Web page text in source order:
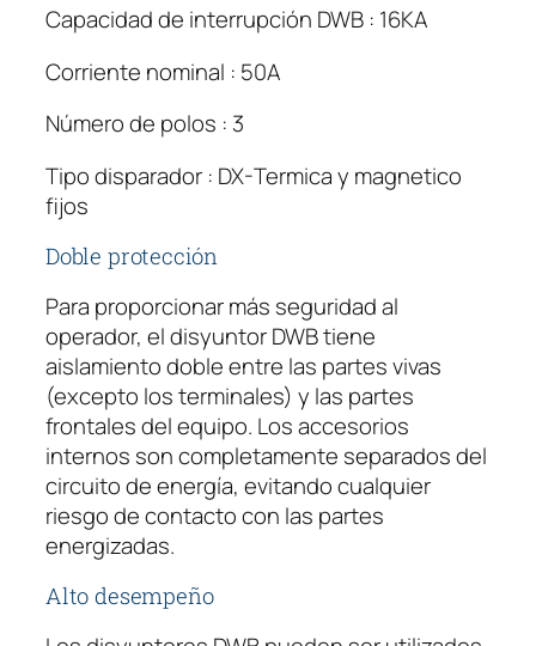
I
O
W
E
G
D
W
B
6
0
B
5
0
-
3
D
X
5
Capacidad de interrupción DWB : 16KA
Corriente nominal : 50A
Número de polos : 3
Tipo disparador : DX-Termica y magnetico
fijos
Doble protección
Para proporcionar más seguridad al
operador, el disyuntor DWB tiene
aislamiento doble entre las partes vivas
(excepto los terminales) y las partes
frontales del equipo. Los accesorios
internos son completamente separados del
circuito de energía, evitando cualquier
riesgo de contacto con las partes
energizadas.
Alto desempeño